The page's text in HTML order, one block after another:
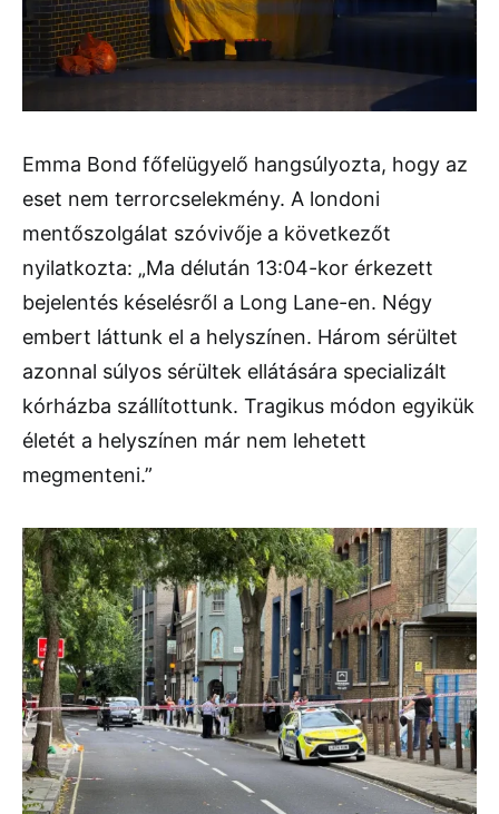
Emma Bond főfelügyelő hangsúlyozta, hogy az
eset nem terrorcselekmény. A londoni
mentőszolgálat szóvivője a következőt
nyilatkozta: „Ma délután 13:04-kor érkezett
bejelentés késelésről a Long Lane-en. Négy
embert láttunk el a helyszínen. Három sérültet
azonnal súlyos sérültek ellátására specializált
kórházba szállítottunk. Tragikus módon egyikük
életét a helyszínen már nem lehetett
megmenteni.”